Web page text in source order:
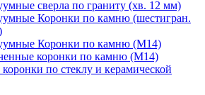
сверла по граниту (хв. 12 мм)
Коронки по камню (шестигран.
Коронки по камню (M14)
коронки по камню (M14)
по стеклу и керамической